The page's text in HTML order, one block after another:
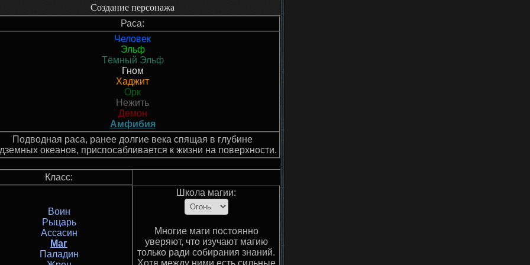
Создание персонажа
Раса:
Человек
Эльф
Тёмный Эльф
Гном
Хаджит
Орк
Нежить
Демон
Амфибия
Подводная раса, ранее долгие века спящая в глубине
океанов, приспосабливается к жизни на поверхности.
Класс:
Воин
Рыцарь
Ассасин
Маг
Паладин
Школа магии:
Многие маги постоянно
уверяют, что изучают магию
только ради собирания знаний.
Хотя между ними есть сильные